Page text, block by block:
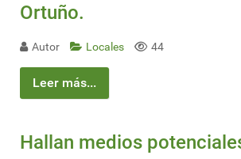
Ortuño.
Autor Locales 44
Leer más...
Hallan medios